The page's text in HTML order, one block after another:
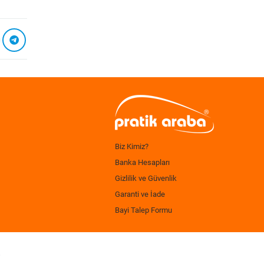
Biz Kimiz?
Banka Hesapları
Gizlilik ve Güvenlik
Garanti ve İade
Bayi Talep Formu